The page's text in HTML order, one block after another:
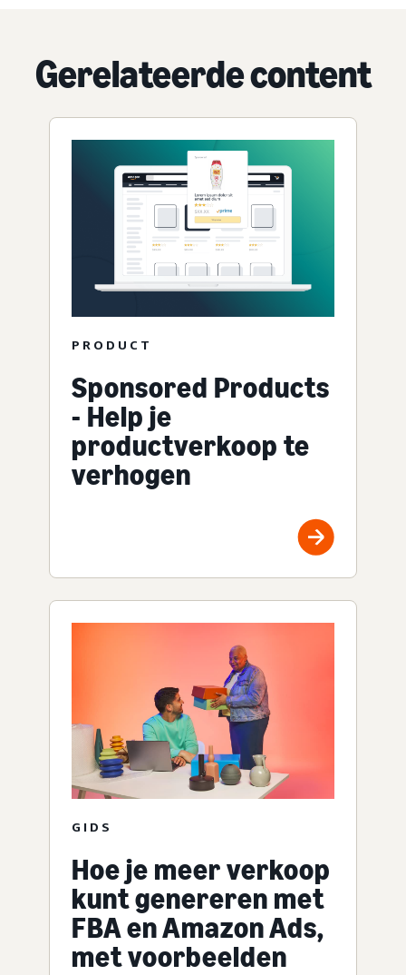
Gerelateerde content
PRODUCT
Sponsored Products
- Help je
productverkoop te
verhogen
GIDS
Hoe je meer verkoop
kunt genereren met
FBA en Amazon Ads,
met voorbeelden